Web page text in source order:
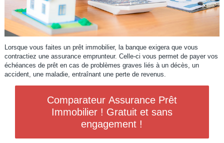
Lorsque vous faites un prêt immobilier, la banque exigera que vous
contractiez une assurance emprunteur. Celle-ci vous permet de payer vos
échéances de prêt en cas de problèmes graves liés à un décès, un
accident, une maladie, entraînant une perte de revenus.
Comparateur Assurance Prêt
Immobilier ! Gratuit et sans
engagement !